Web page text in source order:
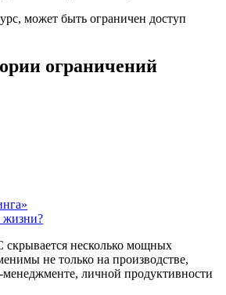
может быть ограничен доступ
ограничений
жизни?
несколько мощных
не только на производстве,
менеджменте, личной продуктивности